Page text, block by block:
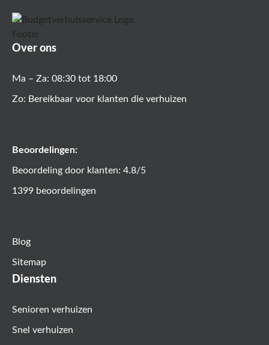
Over ons
Ma – Za: 08:30 tot 18:00
Zo: Bereikbaar voor klanten die verhuizen
Beoordelingen:
Beoordeling door klanten: 4.8/5
1399 beoordelingen
Blog
Sitemap
Diensten
Senioren verhuizen
Snel verhuizen